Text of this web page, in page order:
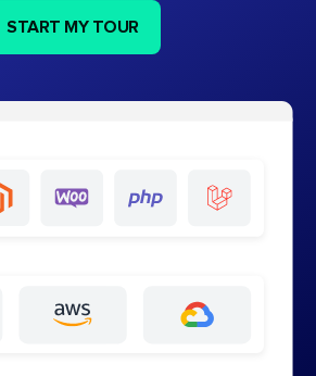
START MY TOUR